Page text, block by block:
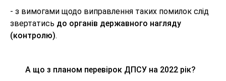
- з вимогами щодо виправлення таких помилок слід
звертатись до органів державного нагляду
(контролю).
А що з планом перевірок ДПСУ на 2022 рік?